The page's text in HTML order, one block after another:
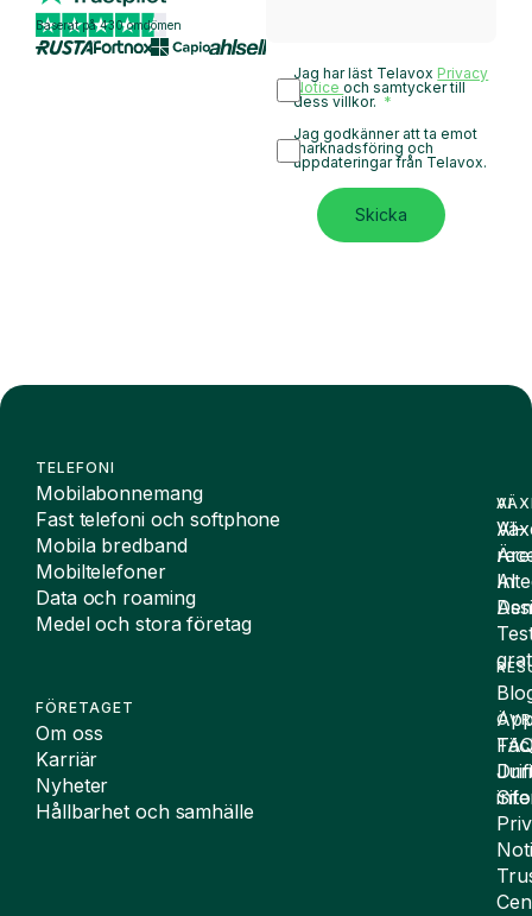
Baserat på 430 omdömen
Jag har läst Telavox Privacy
Noticeoch samtycker till
dess villkor.
Jag godkänner att ta emot
marknadsföring och
uppdateringar från Telavox.
Skicka
TELEFONI
Mobilabonnemang
Fast telefoni och softphone
Mobila bredband
Mobiltelefoner
Data och roaming
Medel och stora företag
FÖRETAGET
Om oss
Karriär
Nyheter
Hållbarhet och samhälle
AI
AI-
AI